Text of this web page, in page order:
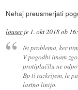
Nehaj preusmerjati
louserje 1. okt 2018 ob
Ni problema, ker
V pogodbi imam
protiplačilu ne
Bp ti razkrijem, le
lastno linijo.